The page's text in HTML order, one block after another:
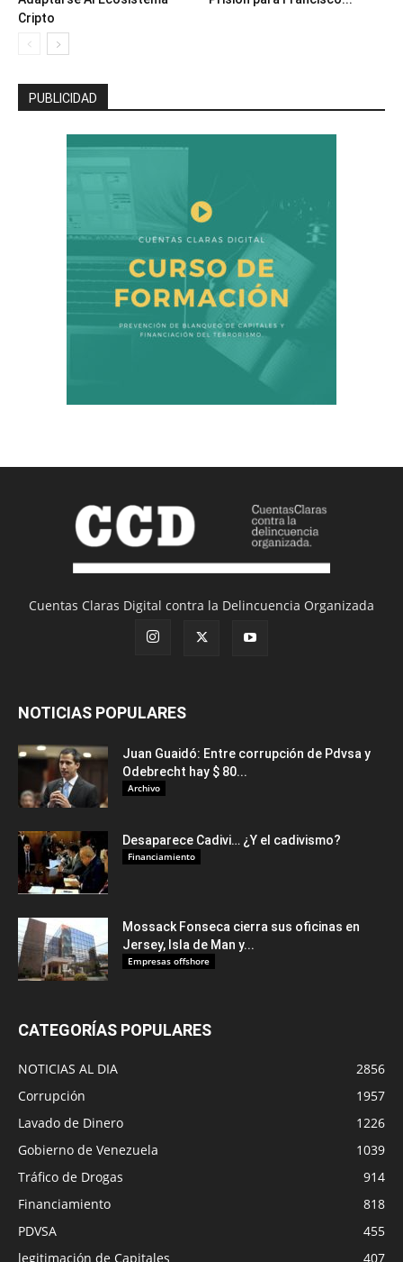
Cripto
PUBLICIDAD
Cuentas Claras Digital contra la Delincuencia Organizada
NOTICIAS POPULARES
Juan Guaidó: Entre corrupción de Pdvsa y
Odebrecht hay $ 80...
Archivo
Desaparece Cadivi… ¿Y el cadivismo?
Financiamiento
Mossack Fonseca cierra sus oficinas en
Jersey, Isla de Man y...
Empresas offshore
CATEGORÍAS POPULARES
NOTICIAS AL DIA
2856
Corrupción
1957
Lavado de Dinero
1226
Gobierno de Venezuela
1039
Tráfico de Drogas
914
Financiamiento
818
PDVSA
455
legitimación de Capitales
407